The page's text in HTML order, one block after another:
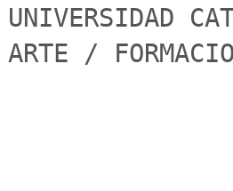
ARTE /